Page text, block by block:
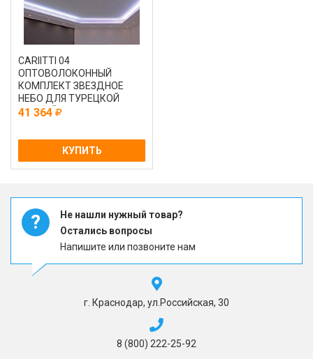
CARIITTI 04
ОПТОВОЛОКОННЫЙ
КОМПЛЕКТ ЗВЕЗДНОЕ
НЕБО ДЛЯ ТУРЕЦКОЙ
ПАРНОЙ С ПРОЕКТОРОМ
41 364
КУПИТЬ
?
Не нашли нужный товар?
Остались вопросы
Напишите или позвоните нам
г. Краснодар, ул.Российская, 30
8 (800) 222-25-92